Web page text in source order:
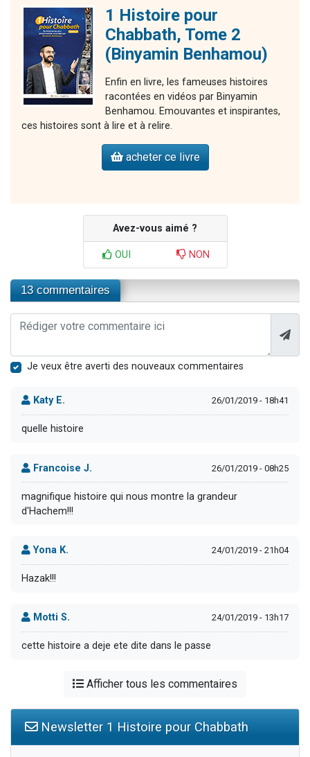
1 Histoire pour
Chabbath, Tome 2
(Binyamin Benhamou)
Enfin en livre, les fameuses histoires
racontées en vidéos par Binyamin
Benhamou. Emouvantes et inspirantes,
ces histoires sont à lire et à relire.
acheter ce livre
Avez-vous aimé ?
OUI NON
13 commentaires
Je veux être averti des nouveaux commentaires
Katy E. 26/01/2019 - 18h41
quelle histoire
Francoise J. 26/01/2019 - 08h25
magnifique histoire qui nous montre la grandeur
d'Hachem!!!
Yona K. 24/01/2019 - 21h04
Hazak!!!
Motti S. 24/01/2019 - 13h17
cette histoire a deje ete dite dans le passe
Afficher tous les commentaires
Newsletter 1 Histoire pour Chabbath